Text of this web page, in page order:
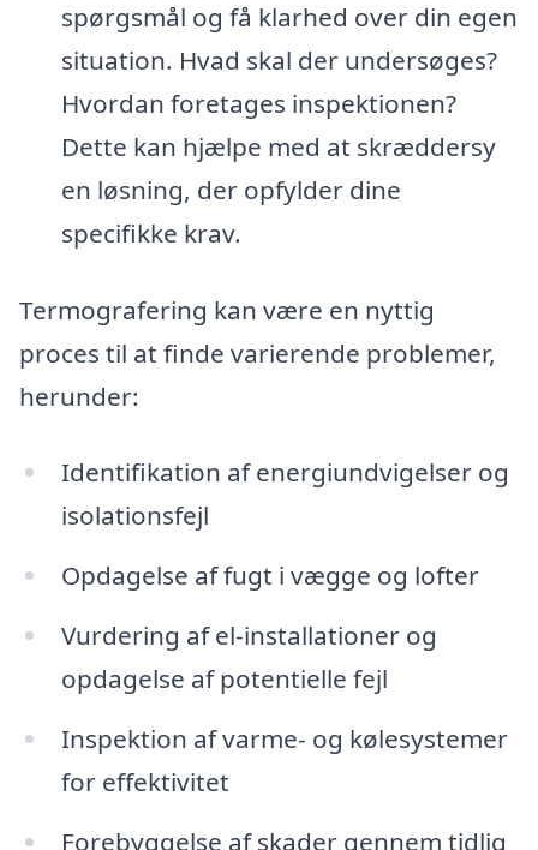
spørgsmål og få klarhed over din egen
situation. Hvad skal der undersøges?
Hvordan foretages inspektionen?
Dette kan hjælpe med at skræddersy
en løsning, der opfylder dine
specifikke krav.
Termografering kan være en nyttig
proces til at finde varierende problemer,
herunder:
Identifikation af energiundvigelser og
isolationsfejl
Opdagelse af fugt i vægge og lofter
Vurdering af el-installationer og
opdagelse af potentielle fejl
Inspektion af varme- og kølesystemer
for effektivitet
Forebyggelse af skader gennem tidlig